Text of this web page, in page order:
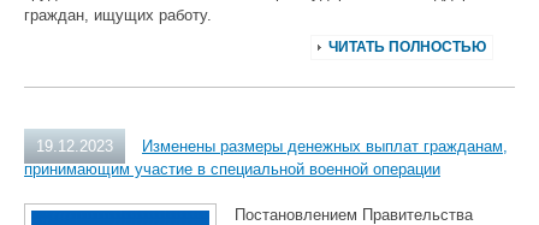
граждан, ищущих работу.
ЧИТАТЬ ПОЛНОСТЬЮ
19.12.2023
Изменены размеры денежных выплат гражданам,
принимающим участие в специальной военной операции
Постановлением Правительства